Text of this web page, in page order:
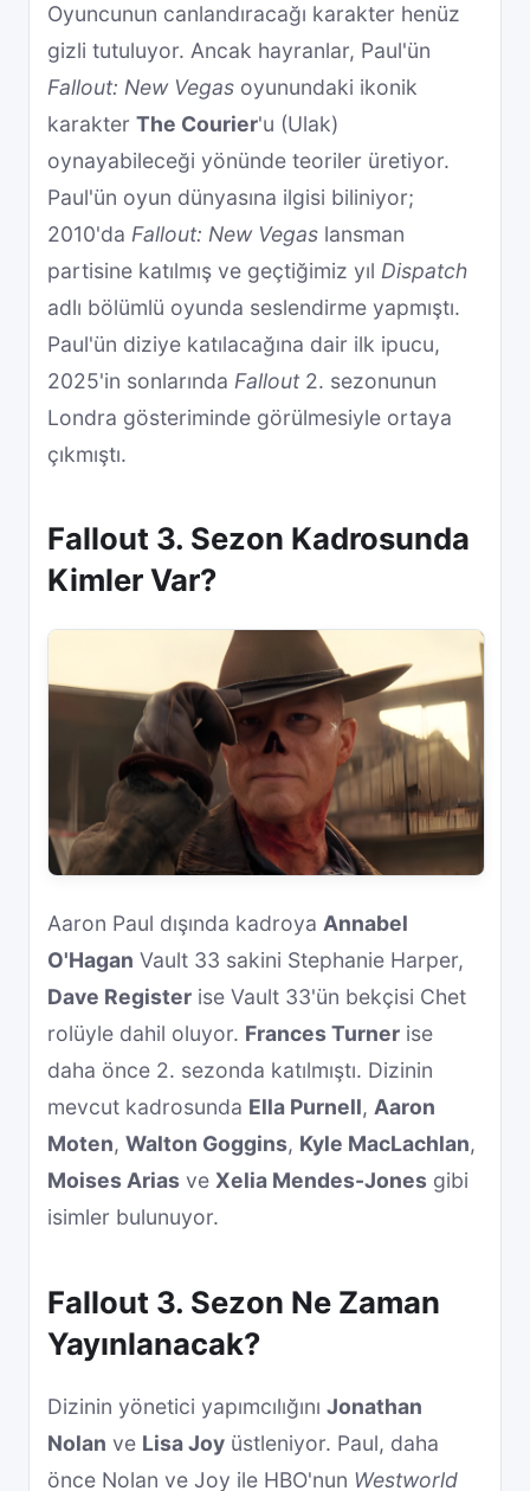
Oyuncunun canlandıracağı karakter henüz
gizli tutuluyor. Ancak hayranlar, Paul'ün
Fallout: New Vegas oyunundaki ikonik
karakter The Courier'u (Ulak)
oynayabileceği yönünde teoriler üretiyor.
Paul'ün oyun dünyasına ilgisi biliniyor;
2010'da Fallout: New Vegas lansman
partisine katılmış ve geçtiğimiz yıl Dispatch
adlı bölümlü oyunda seslendirme yapmıştı.
Paul'ün diziye katılacağına dair ilk ipucu,
2025'in sonlarında Fallout2. sezonunun
Londra gösteriminde görülmesiyle ortaya
çıkmıştı.
Fallout 3. Sezon Kadrosunda
Kimler Var?
Aaron Paul dışında kadroya Annabel
O'Hagan Vault 33 sakini Stephanie Harper,
Dave Register ise Vault 33'ün bekçisi Chet
rolüyle dahil oluyor. Frances Turner ise
daha önce 2. sezonda katılmıştı. Dizinin
mevcut kadrosunda Ella Purnell, Aaron
Moten, Walton Goggins, Kyle MacLachlan,
Moises Arias ve Xelia Mendes-Jones gibi
isimler bulunuyor.
Fallout 3. Sezon Ne Zaman
Yayınlanacak?
Dizinin yönetici yapımcılığını Jonathan
Nolan ve Lisa Joy üstleniyor. Paul, daha
önce Nolan ve Joy ile HBO'nun Westworld